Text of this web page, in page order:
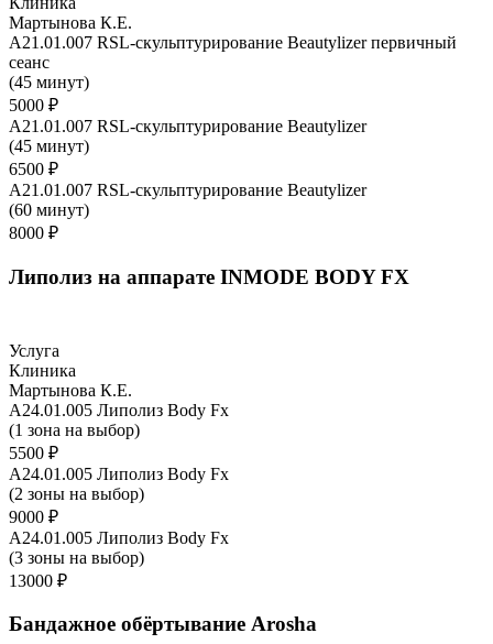
Мартынова К.Е.
A21.01.007 RSL-скульптурирование Beautylizer первичный
сеанс
(45 минут)
5000 ₽
A21.01.007 RSL-скульптурирование Beautylizer
(45 минут)
6500 ₽
A21.01.007 RSL-скульптурирование Beautylizer
(60 минут)
8000 ₽
Липолиз на аппарате INMODE BODY FX
Услуга
Клиника
Мартынова К.Е.
A24.01.005 Липолиз Body Fx
(1 зона на выбор)
5500 ₽
A24.01.005 Липолиз Body Fx
(2 зоны на выбор)
9000 ₽
A24.01.005 Липолиз Body Fx
(3 зоны на выбор)
13000 ₽
Бандажное обёртывание Arosha